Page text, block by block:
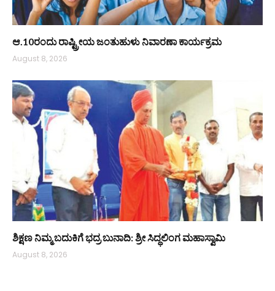
ಆ.10ರಂದು ರಾಷ್ಟ್ರೀಯ ಜಂತುಹುಳು ನಿವಾರಣಾ ಕಾರ್ಯಕ್ರಮ
August 8, 2026
ಶಿಕ್ಷಣ ನಿಮ್ಮ ಬದುಕಿಗೆ ಭದ್ರ ಬುನಾದಿ: ಶ್ರೀ ಸಿದ್ಧಲಿಂಗ ಮಹಾಸ್ವಾಮಿ
August 8, 2026